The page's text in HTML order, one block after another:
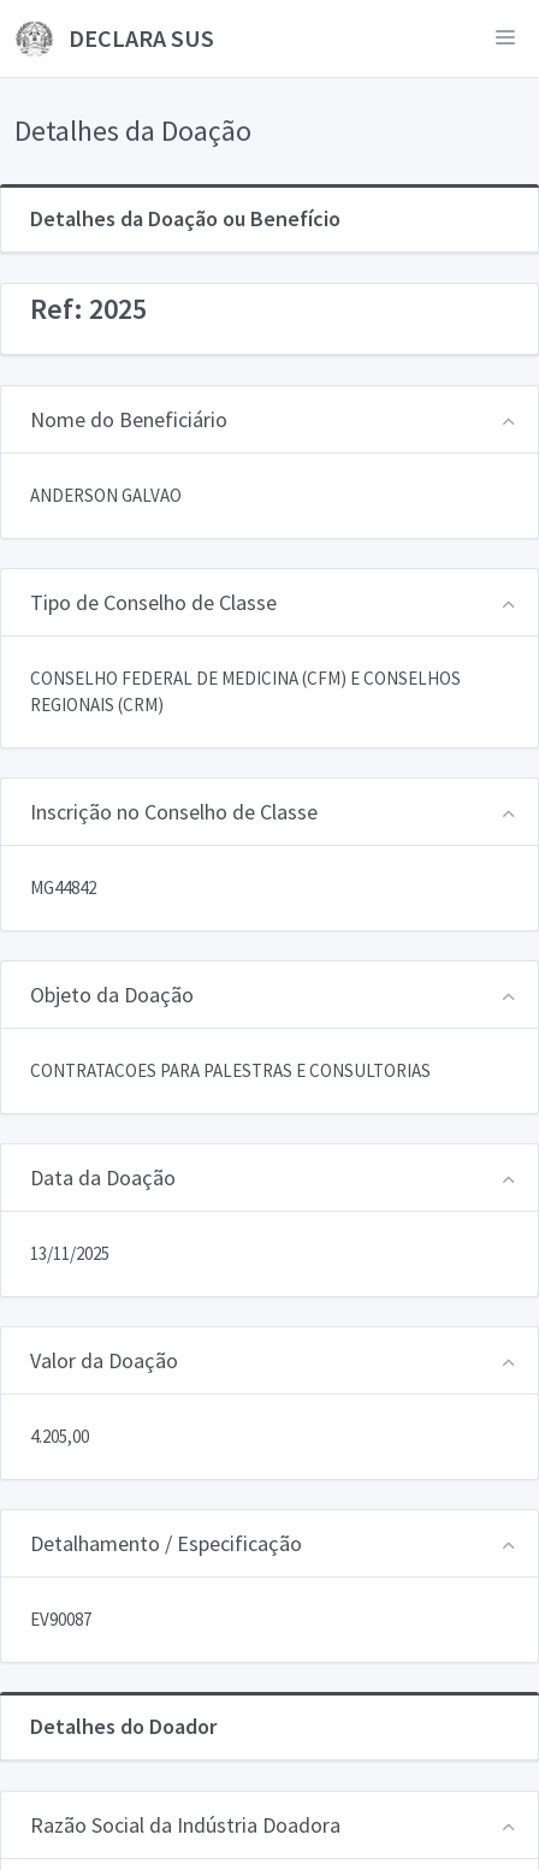
DECLARA SUS
Detalhes da Doação
Detalhes da Doação ou Benefício
Ref: 2025
Nome do Beneficiário
ANDERSON GALVAO
Tipo de Conselho de Classe
CONSELHO FEDERAL DE MEDICINA (CFM) E CONSELHOS
REGIONAIS (CRM)
Inscrição no Conselho de Classe
MG44842
Objeto da Doação
CONTRATACOES PARA PALESTRAS E CONSULTORIAS
Data da Doação
13/11/2025
Valor da Doação
4.205,00
Detalhamento / Especificação
EV90087
Detalhes do Doador
Razão Social da Indústria Doadora